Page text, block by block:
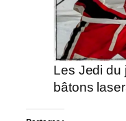
Les Jedi du
bâtons